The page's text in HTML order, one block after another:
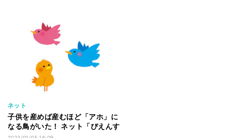
ネット
子供を産めば産むほど「アホ」に
なる鳥がいた！ ネット「ぴえんす
ぎる生き物」